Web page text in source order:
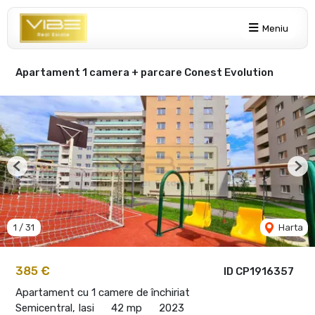
Meniu
Apartament 1 camera + parcare Conest Evolution
ID CP1916357
385 €
Apartament cu 1 camere de închiriat
Semicentral, Iasi
42 mp 2023
1 / 31 Harta
Previous